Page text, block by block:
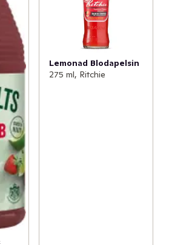
Lemonad Blodapelsin
275 ml, Ritchie